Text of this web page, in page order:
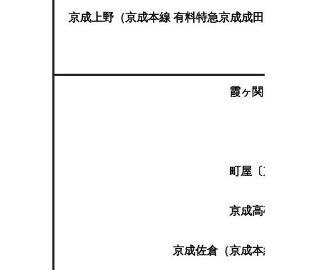
京成上野（京成本線 有料特急京成成田空港線
霞ヶ関（東京メ
町屋〔京成線〕
京成高砂（京成
京成佐倉（京成本線快速 成